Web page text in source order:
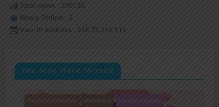
Total views : 210133
Who's Online : 2
Your IP Address : 216.73.216.111
You May Have Missed
งานรับสมัครนักเรียน ฝ่ายวิชาการ รอบรั้วนางรองพิท